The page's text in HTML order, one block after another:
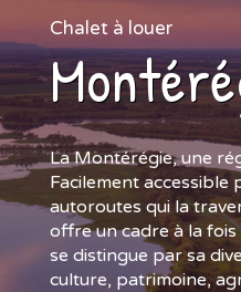
Chalet à louer
La Montérégie, une
Facilement accessible
autoroutes qui la
offre un cadre à la
se distingue par sa
culture, patrimoine,